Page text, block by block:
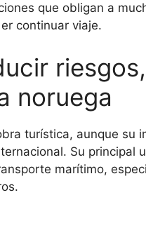
que obligan a
continuar viaje.
noruega
turística, aunque su
Su principal
marítimo,